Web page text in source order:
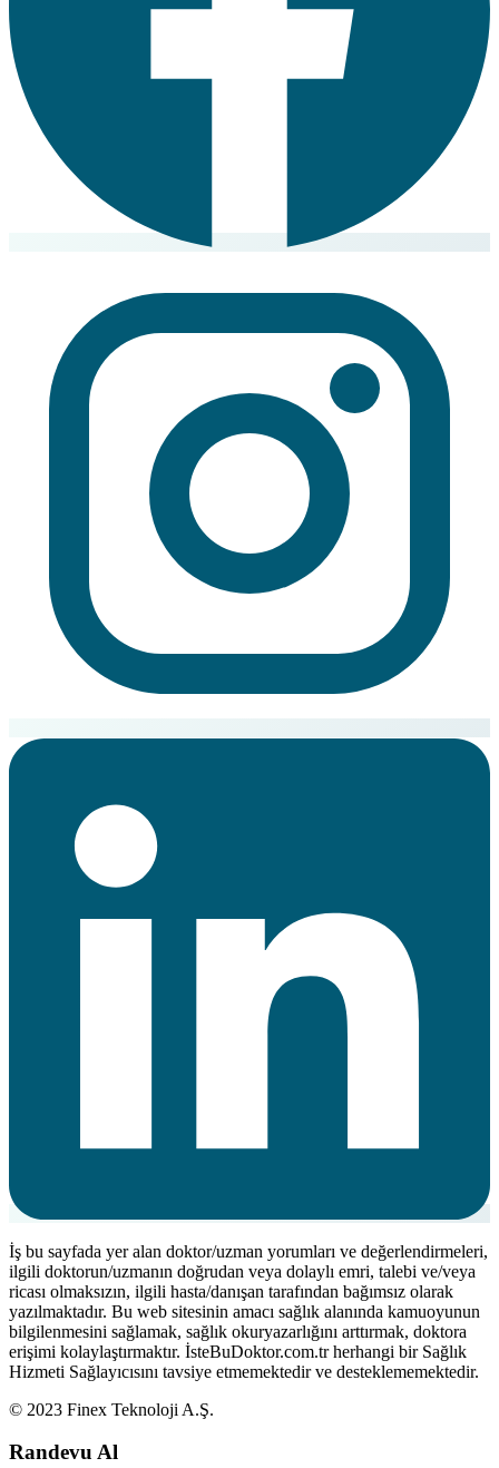
İş bu sayfada yer alan doktor/uzman yorumları ve değerlendirmeleri,
ilgili doktorun/uzmanın doğrudan veya dolaylı emri, talebi ve/veya
ricası olmaksızın, ilgili hasta/danışan tarafından bağımsız olarak
yazılmaktadır. Bu web sitesinin amacı sağlık alanında kamuoyunun
bilgilenmesini sağlamak, sağlık okuryazarlığını arttırmak, doktora
erişimi kolaylaştırmaktır. İsteBuDoktor.com.tr herhangi bir Sağlık
Hizmeti Sağlayıcısını tavsiye etmemektedir ve desteklememektedir.
© 2023 Finex Teknoloji A.Ş.
Randevu Al